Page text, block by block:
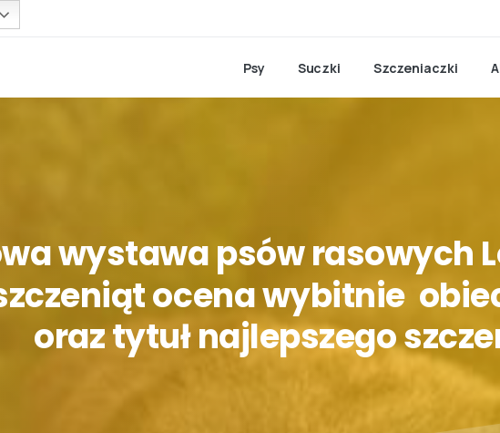
Psy Suczki Szczeniaczki
wystawapsówrasowych
ocenawybitnie
oraztytułnajlepszego